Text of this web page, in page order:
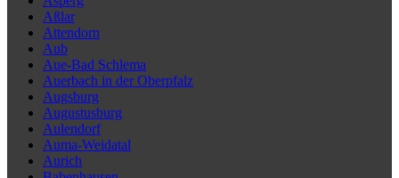
Aßlar
Attendorn
Aub
Aue-Bad Schlema
Auerbach in der Oberpfalz
Augsburg
Augustusburg
Aulendorf
Auma-Weidatal
Aurich